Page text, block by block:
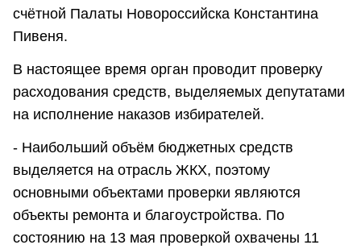
счётной Палаты Новороссийска Константина
Пивеня.
В настоящее время орган проводит проверку
расходования средств, выделяемых депутатами
на исполнение наказов избирателей.
- Наибольший объём бюджетных средств
выделяется на отрасль ЖКХ, поэтому
основными объектами проверки являются
объекты ремонта и благоустройства. По
состоянию на 13 мая проверкой охвачены 11